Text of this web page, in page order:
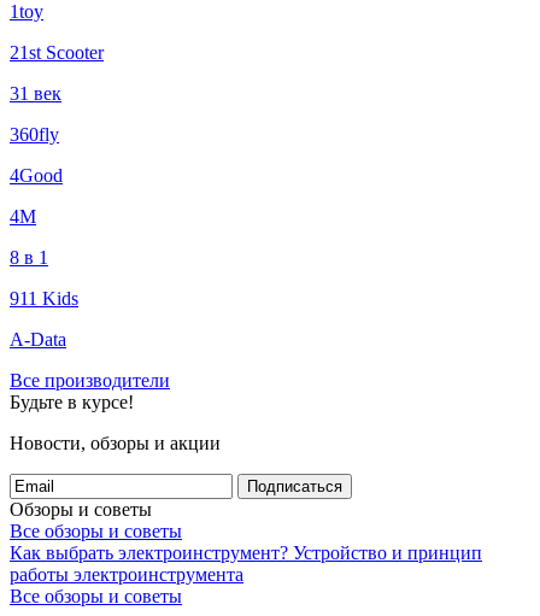
1toy
21st Scooter
31 век
360fly
4Good
4М
8 в 1
911 Kids
A-Data
Все производители
Будьте в курсе!
Новости, обзоры и акции
Подписаться
Обзоры и советы
Все обзоры и советы
Как выбрать электроинструмент? Устройство и принцип
работы электроинструмента
Все обзоры и советы